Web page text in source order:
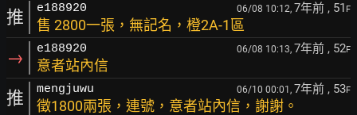
推 e188920 06/08 10:12, 7年前 , 51 F
售 2800一張，無記名，橙2A-1區
→ e188920 06/08 10:13, 7年前 , 52F
意者站內信
推 mengjuwu 06/10 00:01, 7年前 , 53F
徵1800兩張，連號，意者站內信，謝謝。